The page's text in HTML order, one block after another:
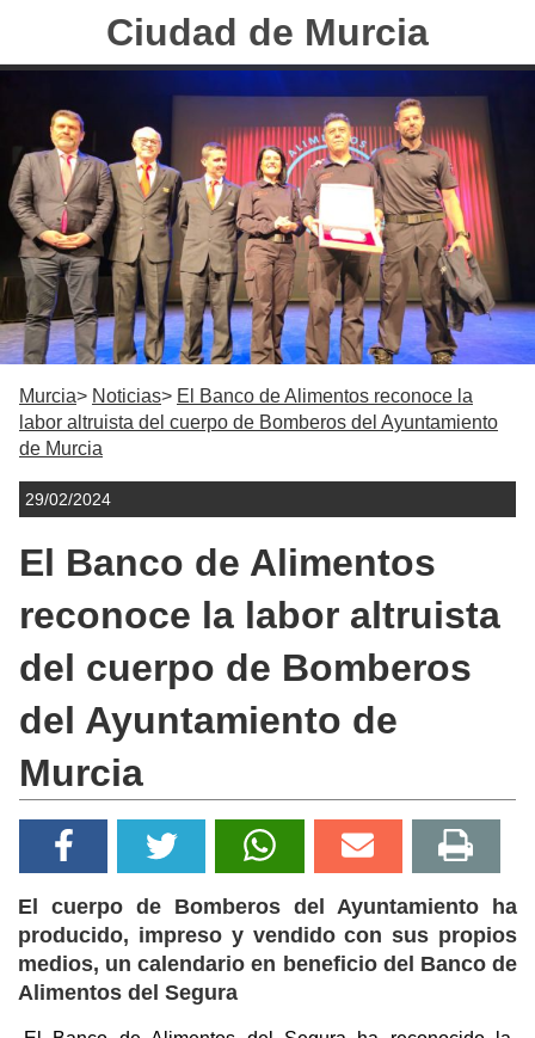
Ciudad de Murcia
Murcia Noticias
El Banco de Alimentos reconoce la
labor altruista del cuerpo de Bomberos del Ayuntamiento
de Murcia
29/02/2024
El Banco de Alimentos
reconoce la labor altruista
del cuerpo de Bomberos
del Ayuntamiento de
Murcia
El cuerpo de Bomberos del Ayuntamiento ha
producido, impreso y vendido con sus propios
medios, un calendario en beneficio del Banco de
Alimentos del Segura